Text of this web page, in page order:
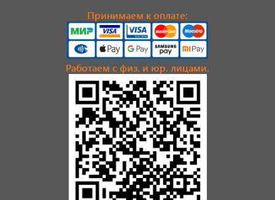
Принимаем к оплате:
Работаем с физ. и юр. лицами.